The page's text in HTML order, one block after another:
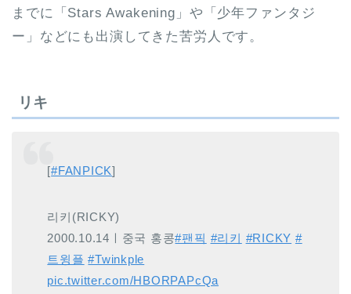
までに「Stars Awakening」や「少年ファンタジ
ー」などにも出演してきた苦労人です。
リキ
[#FANPICK]
리키(RICKY)
2000.10.14ㅣ중국 홍콩#팬픽 #리키 #RICKY #
트윙플 #Twinkple
pic.twitter.com/HBORPAPcQa